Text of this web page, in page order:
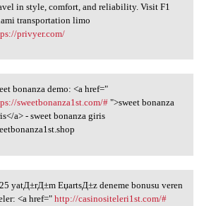
in style, comfort, and reliability. Visit F1
transportation limo
privyer.com/
bonanza demo: <a href="
bonanza demo: <a href="
sweetbonanza1st.com/#">sweet bonanza
a> - sweet bonanza giris
yatД±rД±m ЕџartsД±z
yatД±rД±m ЕџartsД±z deneme bonusu veren
<a href=" http://casinositeleri1st.com/#